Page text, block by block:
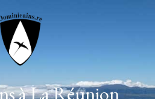
à La Réunion